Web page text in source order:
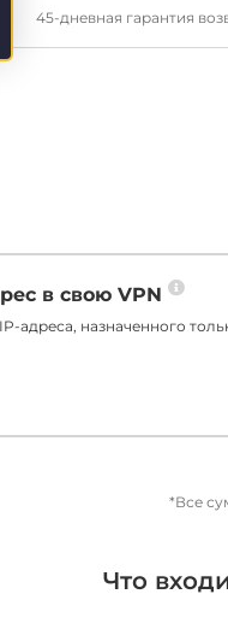
45-дневная гарантия
в свою VPN
адреса, назначенного
*Все
Что